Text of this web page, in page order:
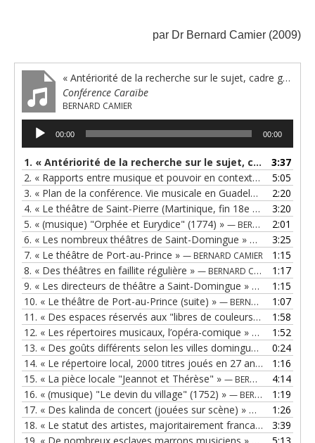
par Dr Bernard Camier (2009)
« Antériorité de la recherche sur le sujet, cadre général de la recherche »
Conférence Caraïbe
BERNARD CAMIER
Lecteur
audio
00:00 00:00
1. « Antériorité de la recherche sur le sujet, cadre général de la recherche »
3:37
2. « Rapports entre musique et pouvoir en contexte colonial esclavagiste »
5:05
3. « Plan de la conférence. Vie musicale en Guadeloupe au 18e siècle »
2:20
4. « Le théâtre de Saint-Pierre (Martinique, fin 18e - 1902) »
3:20
5. « (musique) "Orphée et Eurydice" (1774) » — BERNARD CAMIER
2:01
6. « Les nombreux théâtres de Saint-Domingue » — BERNARD
3:25
7. « Le théâtre de Port-au-Prince » — BERNARD CAMIER
1:15
8. « Des théâtres en faillite régulière » — BERNARD CAMIER
1:17
9. « Les directeurs de théâtre a Saint-Domingue » — BERNARD
1:15
10. « Le théâtre de Port-au-Prince (suite) » — BERNARD CAMIER
1:07
11. « Des espaces réservés aux "libres de couleurs" » —
1:58
12. « Les répertoires musicaux, l’opéra-comique » — BERNARD
1:52
13. « Des goûts différents selon les villes dominguoises » —
0:24
14. « Le répertoire local, 2000 titres joués en 27 ans (1200 représentations) »
1:16
15. « La pièce locale "Jeannot et Thérèse" » — BERNARD CAMIER
4:14
16. « (musique) "Le devin du village" (1752) » — BERNARD CAMIER
1:19
17. « Des kalinda de concert (jouées sur scène) » — BERNARD
1:26
18. « Le statut des artistes, majoritairement francais » —
3:39